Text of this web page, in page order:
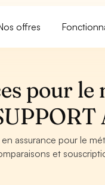
offres
pour
assurance pour le
et